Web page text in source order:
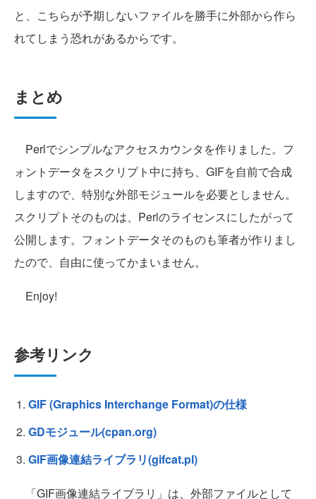
と、こちらが予期しないファイルを勝手に外部から作ら
れてしまう恐れがあるからです。
まとめ
Perlでシンプルなアクセスカウンタを作りました。フ
ォントデータをスクリプト中に持ち、GIFを自前で合成
しますので、特別な外部モジュールを必要としません。
スクリプトそのものは、Perlのライセンスにしたがって
公開します。フォントデータそのものも筆者が作りまし
たので、自由に使ってかまいません。
Enjoy!
参考リンク
GIF (Graphics Interchange Format)の仕様
GDモジュール(cpan.org)
GIF画像連結ライブラリ(gifcat.pl)
「GIF画像連結ライブラリ」は、外部ファイルとして